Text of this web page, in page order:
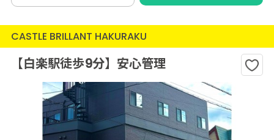
CASTLE BRILLANT HAKURAKU
【白楽駅徒歩9分】安心管理